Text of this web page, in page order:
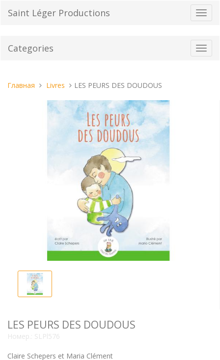
Saint Léger Productions
Categories
Вы
Главная Livres LES PEURS DES DOUDOUS
LES PEURS DES DOUDOUS
Номер.: SLPl576
Claire Schepers et Maria Clément